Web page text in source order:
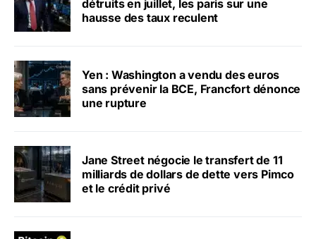
détruits en juillet, les paris sur une
hausse des taux reculent
Yen : Washington a vendu des euros
sans prévenir la BCE, Francfort dénonce
une rupture
Jane Street négocie le transfert de 11
milliards de dollars de dette vers Pimco
et le crédit privé